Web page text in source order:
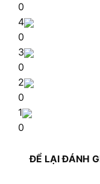
0
4
0
3
0
2
0
1
0
ĐỂ LẠI ĐÁNH